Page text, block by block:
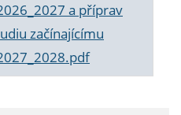
a příprav
začínajícímu